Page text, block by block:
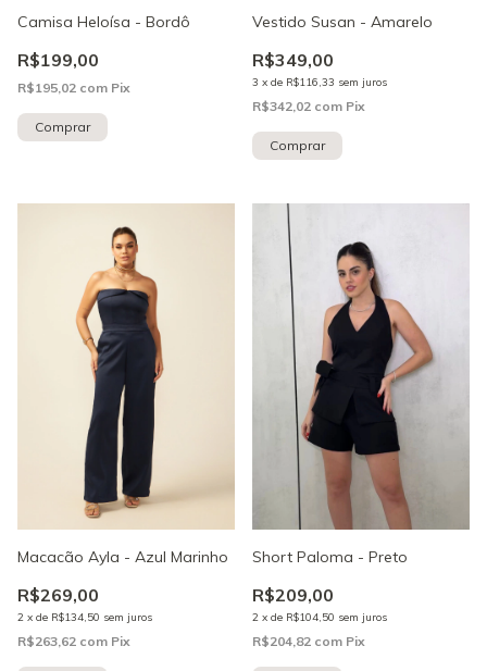
Camisa Heloísa - Bordô
R$199,00
R$195,02 com Pix
Comprar
Vestido Susan - Amarelo
R$349,00
3 x de R$116,33 sem juros
R$342,02 com Pix
Comprar
Macacão Ayla - Azul Marinho
R$269,00
2 x de R$134,50 sem juros
R$263,62 com Pix
Short Paloma - Preto
R$209,00
2 x de R$104,50 sem juros
R$204,82 com Pix